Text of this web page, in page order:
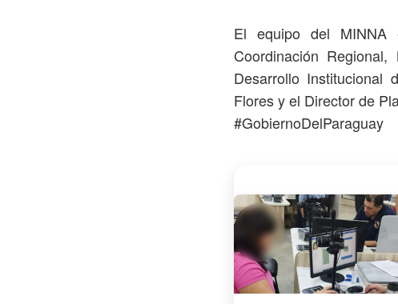
El equipo del MINNA
Coordinación
Desarrollo Institucional
Flores y el Director de
#GobiernoDelParaguay